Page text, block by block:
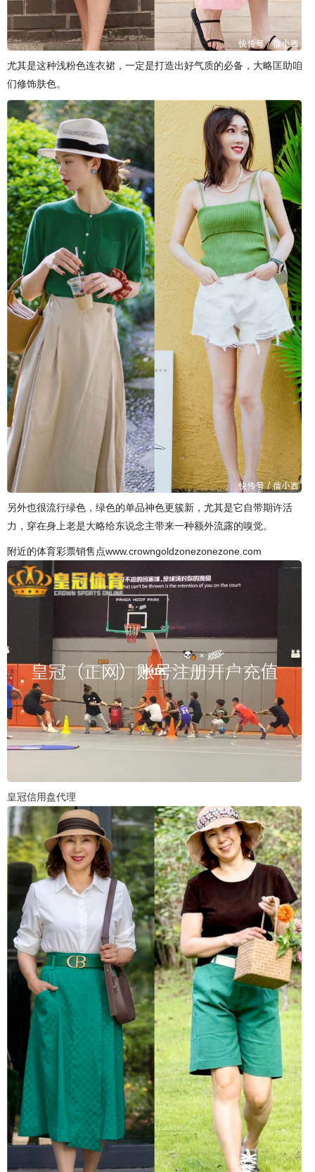
尤其是这种浅粉色连衣裙，一定是打造出好气质的必备，大略匡助咱
们修饰肤色。
另外也很流行绿色，绿色的单品神色更簇新，尤其是它自带期许活
力，穿在身上老是大略给东说念主带来一种额外流露的嗅觉。
附近的体育彩票销售点www.crowngoldzonezonezone.com
皇冠信用盘代理